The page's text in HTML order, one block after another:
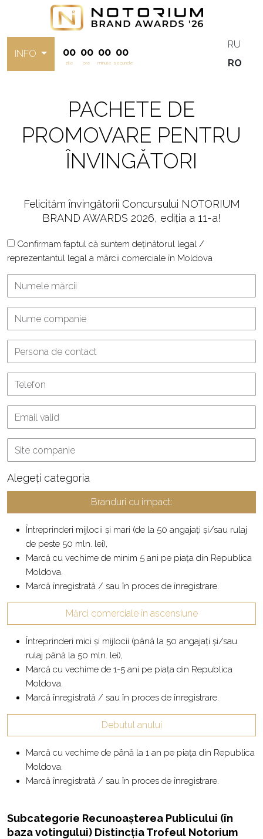
INFO 00
zile
00
ore
00
minute
00
secunde
RU
RO
PACHETE DE
PROMOVARE PENTRU
ÎNVINGĂTORI
Felicităm învingătorii Concursului NOTORIUM
BRAND AWARDS 2026, ediția a 11-a!
Confirmam faptul că suntem deținătorul legal /
reprezentantul legal a mărcii comerciale în Moldova
Alegeți categoria
Branduri cu impact:
Întreprinderi mijlocii și mari (de la 50 angajați și/sau rulaj
de peste 50 mln. lei),
Marcă cu vechime de minim 5 ani pe piața din Republica
Moldova.
Marcă înregistrată / sau în proces de înregistrare.
Mărci comerciale în ascensiune
Întreprinderi mici și mijlocii (până la 50 angajați și/sau
rulaj până la 50 mln. lei),
Marcă cu vechime de 1-5 ani pe piața din Republica
Moldova.
Marcă înregistrată / sau în proces de înregistrare.
Debutul anului
Marcă cu vechime de până la 1 an pe piața din Republica
Moldova.
Marcă înregistrată / sau în proces de înregistrare.
Subcategorie Recunoașterea Publicului (în
baza votingului) Distincția Trofeul Notorium